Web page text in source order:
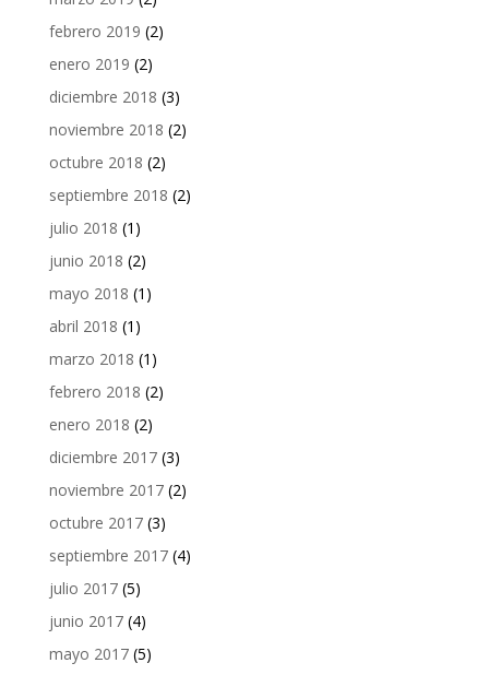
febrero 2019 (2)
enero 2019 (2)
diciembre 2018 (3)
noviembre 2018 (2)
octubre 2018 (2)
septiembre 2018 (2)
julio 2018 (1)
junio 2018 (2)
mayo 2018 (1)
abril 2018 (1)
marzo 2018 (1)
febrero 2018 (2)
enero 2018 (2)
diciembre 2017(3)
noviembre 2017(2)
octubre 2017(3)
septiembre 2017(4)
julio 2017(5)
junio 2017(4)
mayo 2017(5)